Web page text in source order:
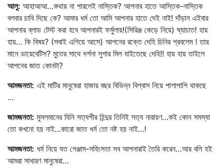
আলু: আহাআআ…কথায় না পারলেই নাস্তিক? আপনার হাতে আস্তিক-নাস্তিক
বলবার চাবি দিছে কে? আমার ধর্ম তো আমি আপনার হাতে দেই নাই! দাঁড়ান এইবার
আপনার ব্লাড টেস্ট করা হবে আপনারই ফর্মুলায়!(সিরিঞ্জ কেড়ে নিয়ে) ঘ্যাচাত! হায়
হায়… কি বিষয়? (সবাই এগিয়ে আসে) আপনের রক্তে দেহি চিনির প্রবলেম ! তার
মানে ডায়েবেটিস? মুতের সাথে দর্শনা সুগার মিল যাইতেছে দেহি!! হায় হায় তাইলে
আপনের জাত কোনটা?
আমজনতা: এই মাটির মানুষেরা হাজার বছর বিভিন্ন বিশ্বাস নিয়ে পাশাপাশি থাকছে
…
জামজনতা: মুসলমানের যিনি সত্যপীর হিন্দুর তিনিই সত্য নারায়ণ…কই কোন সমস্যা
তো কখনো হয় নাই…কারো জাত ধর্ম তো নষ্ট হয় নাই…!
আমজনতা: ধর্ম নিয়ে যত গেঞ্জাম-সহিংসতা সব আপনারাই তৈরি করেন…আর বলি হই
আমরা সাধারণ মানুষেরা…